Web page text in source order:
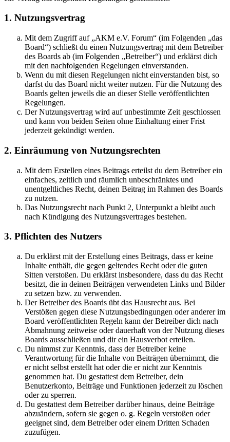
1. Nutzungsvertrag
Mit dem Zugriff auf „AKM e.V. Forum“ (im Folgenden „das
Board“) schließt du einen Nutzungsvertrag mit dem Betreiber
des Boards ab (im Folgenden „Betreiber“) und erklärst dich
mit den nachfolgenden Regelungen einverstanden.
Wenn du mit diesen Regelungen nicht einverstanden bist, so
darfst du das Board nicht weiter nutzen. Für die Nutzung des
Boards gelten jeweils die an dieser Stelle veröffentlichten
Regelungen.
Der Nutzungsvertrag wird auf unbestimmte Zeit geschlossen
und kann von beiden Seiten ohne Einhaltung einer Frist
jederzeit gekündigt werden.
2. Einräumung von Nutzungsrechten
Mit dem Erstellen eines Beitrags erteilst du dem Betreiber ein
einfaches, zeitlich und räumlich unbeschränktes und
unentgeltliches Recht, deinen Beitrag im Rahmen des Boards
zu nutzen.
Das Nutzungsrecht nach Punkt 2, Unterpunkt a bleibt auch
nach Kündigung des Nutzungsvertrages bestehen.
3. Pflichten des Nutzers
Du erklärst mit der Erstellung eines Beitrags, dass er keine
Inhalte enthält, die gegen geltendes Recht oder die guten
Sitten verstoßen. Du erklärst insbesondere, dass du das Recht
besitzt, die in deinen Beiträgen verwendeten Links und Bilder
zu setzen bzw. zu verwenden.
Der Betreiber des Boards übt das Hausrecht aus. Bei
Verstößen gegen diese Nutzungsbedingungen oder anderer im
Board veröffentlichten Regeln kann der Betreiber dich nach
Abmahnung zeitweise oder dauerhaft von der Nutzung dieses
Boards ausschließen und dir ein Hausverbot erteilen.
Du nimmst zur Kenntnis, dass der Betreiber keine
Verantwortung für die Inhalte von Beiträgen übernimmt, die
er nicht selbst erstellt hat oder die er nicht zur Kenntnis
genommen hat. Du gestattest dem Betreiber, dein
Benutzerkonto, Beiträge und Funktionen jederzeit zu löschen
oder zu sperren.
Du gestattest dem Betreiber darüber hinaus, deine Beiträge
abzuändern, sofern sie gegen o. g. Regeln verstoßen oder
geeignet sind, dem Betreiber oder einem Dritten Schaden
zuzufügen.